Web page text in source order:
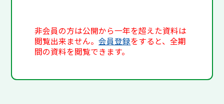
非会員の方は公開から一年を超えた資料は
閲覧出来ません。会員登録をすると、全期
間の資料を閲覧できます。